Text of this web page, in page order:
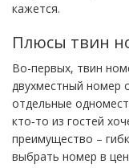
кажется.
Плюсы твин
Во-первых, твин
двухместный номер
отдельные
кто‑то из гостей
преимущество –
выбрать номер в